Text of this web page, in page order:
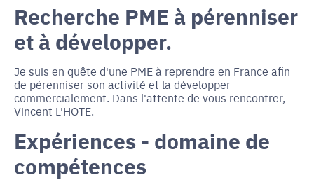
Recherche PME à pérenniser
et à développer.
Je suis en quête d'une PME à reprendre en France afin
de pérenniser son activité et la développer
commercialement. Dans l'attente de vous rencontrer,
Vincent L'HOTE.
Expériences - domaine de
compétences